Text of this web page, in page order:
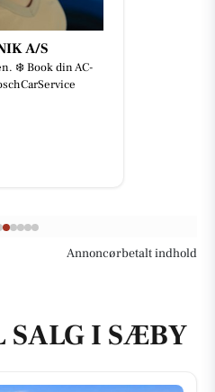
A/S
❄️ Book din AC-
Annoncørbetalt indhold
SALG I SÆBY